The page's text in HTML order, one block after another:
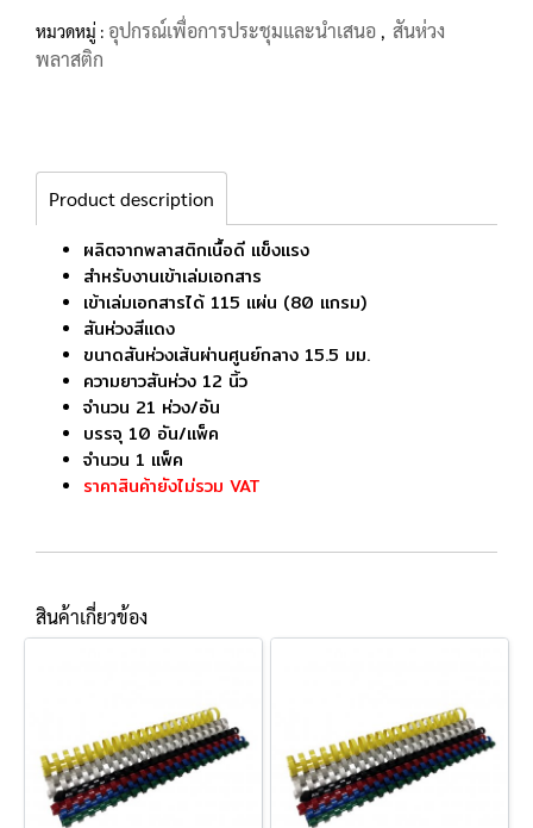
หมวดหมู่ : อุปกรณ์เพื่อการประชุมและนำเสนอ , สันห่วง
พลาสติก
Product description
ผลิตจากพลาสติกเนื้อดี แข็งแรง
สำหรับงานเข้าเล่มเอกสาร
เข้าเล่มเอกสารได้ 115 แผ่น (80 แกรม)
สันห่วงสีแดง
ขนาดสันห่วงเส้นผ่านศูนย์กลาง 15.5 มม.
ความยาวสันห่วง 12 นิ้ว
จำนวน 21 ห่วง/อัน
บรรจุ 10 อัน/แพ็ค
จำนวน 1 แพ็ค
ราคาสินค้ายังไม่รวม VAT
สินค้าเกี่ยวข้อง